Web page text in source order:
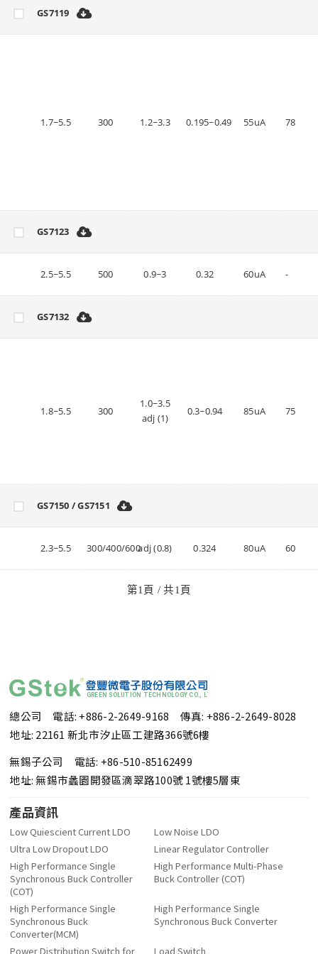
GS7119
1.7~5.5 300 1.2~3.3 0.195~0.49 55uA 78
GS7123
2.5~5.5 500 0.9~3 0.32 60uA -
GS7132
1.8~5.5 300
1.0~3.5
adj (1)
0.3~0.94 85uA 75
GS7150 / GS7151
2.3~5.5 300/400/600adj (0.8) 0.324 80uA 60
第1 頁 / 共1 頁
總公司 電話: +886-2-2649-9168
傳真: +886-2-2649-8028
地址: 22161 新北市汐止區工建路366號6樓
無錫子公司 電話: +86-510-85162499
地址: 無錫市蠡園開發區滴翠路100號 1號樓5層東
產品資訊
Low Quiescient Current LDO
Low Noise LDO
Ultra Low Dropout LDO
Linear Regulator Controller
High Performance Single
Synchronous Buck Controller
(COT)
High Performance Multi-Phase
Buck Controller (COT)
High Performance Single
Synchronous Buck
Converter(MCM)
High Performance Single
Synchronous Buck Converter
Power Distribution Switch for Load Switch